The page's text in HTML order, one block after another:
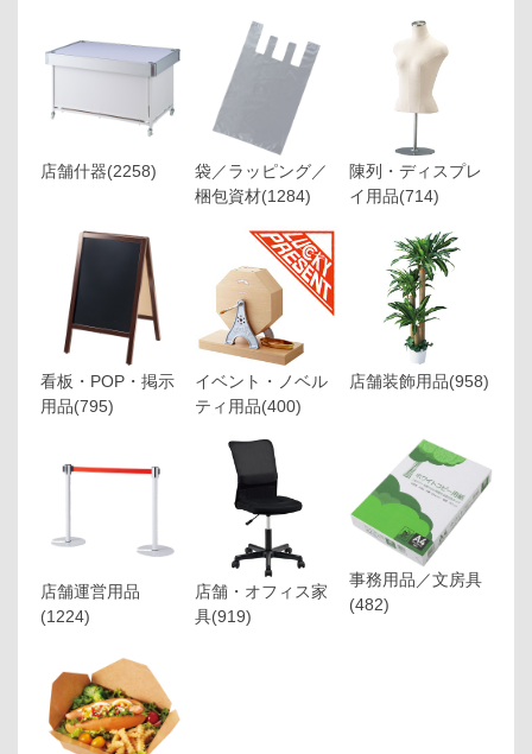
店舗什器(2258)
袋／ラッピング／
梱包資材(1284)
陳列・ディスプレ
イ用品(714)
看板・POP・掲示
用品(795)
イベント・ノベル
ティ用品(400)
店舗装飾用品(958)
店舗運営用品
(1224)
店舗・オフィス家
具(919)
事務用品／文房具
(482)